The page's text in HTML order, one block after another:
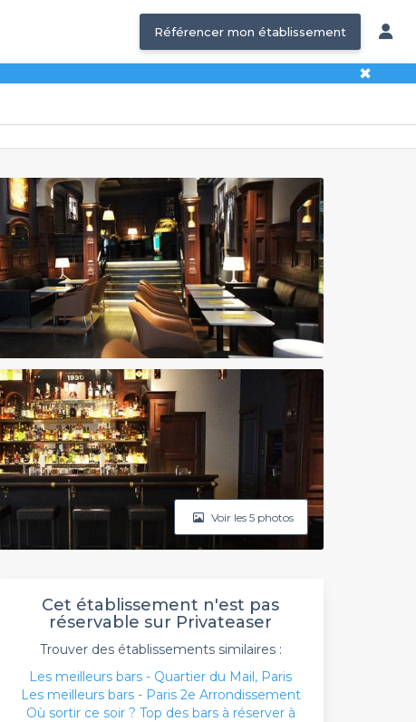
Référencer mon établissement
✖
Voir les 5 photos
Cet établissement n'est pas
réservable sur Privateaser
Trouver des établissements similaires :
Les meilleurs bars - Quartier du Mail, Paris
Les meilleurs bars - Paris 2e Arrondissement
Où sortir ce soir ? Top des bars à réserver à